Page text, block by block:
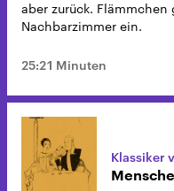
aber zurück. Flämmchen
Nachbarzimmer ein.
25:21 Minuten
Klassiker